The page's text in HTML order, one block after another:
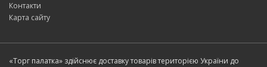
Контакти
Карта сайту
«Торг палатка» здійснює доставку товарів територією України до